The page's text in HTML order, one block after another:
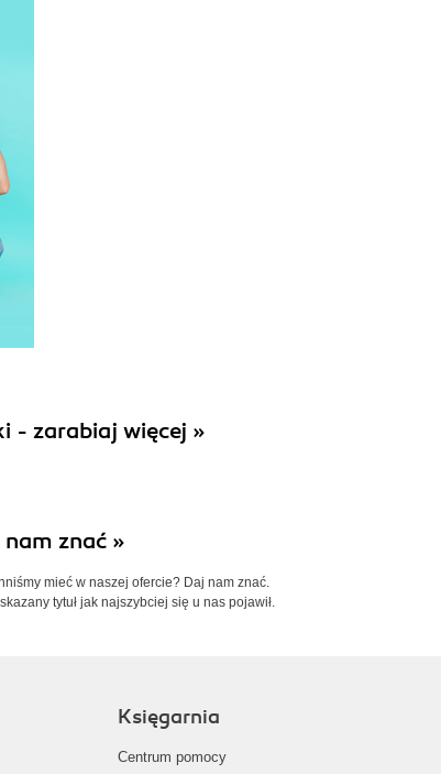
- zarabiaj więcej »
znać »
mieć w naszej ofercie? Daj nam znać.
tytuł jak najszybciej się u nas pojawił.
Księgarnia
Centrum pomocy